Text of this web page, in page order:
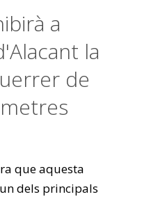
a
la
de
que aquesta
dels principals